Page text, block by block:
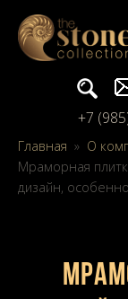
+7
Главная » О
Мраморная
дизайн,